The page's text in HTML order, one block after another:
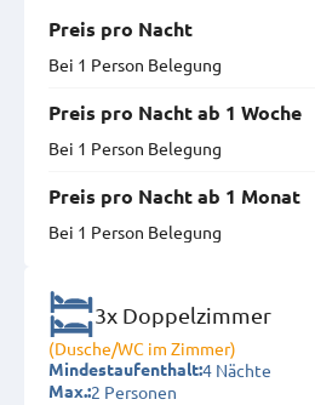
Preis pro Nacht
Bei 1 Person Belegung
Preis pro Nacht ab 1 Woche
Bei 1 Person Belegung
Preis pro Nacht ab 1 Monat
Bei 1 Person Belegung
3x Doppelzimmer
(Dusche/WC im Zimmer)
Mindestaufenthalt:4 Nächte
Max.:2 Personen